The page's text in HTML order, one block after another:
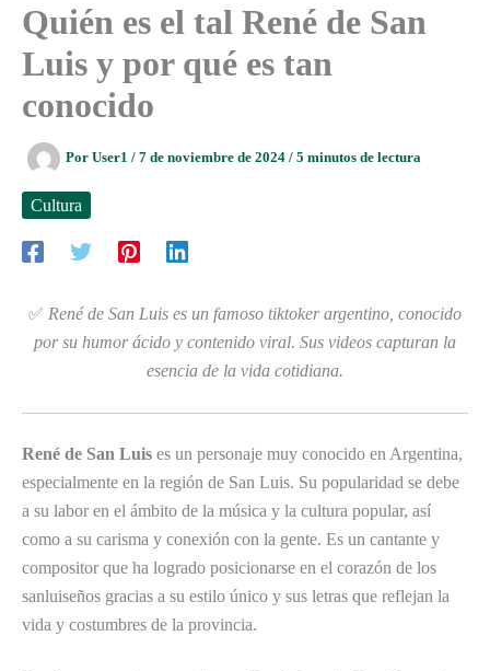
Quién es el tal René de San
Luis y por qué es tan
conocido
Por User1 / 7 de noviembre de 2024 / 5 minutos de lectura
Cultura
✅ René de San Luis es un famoso tiktoker argentino, conocido
por su humor ácido y contenido viral. Sus videos capturan la
esencia de la vida cotidiana.
René de San Luis es un personaje muy conocido en Argentina,
especialmente en la región de San Luis. Su popularidad se debe
a su labor en el ámbito de la música y la cultura popular, así
como a su carisma y conexión con la gente. Es un cantante y
compositor que ha logrado posicionarse en el corazón de los
sanluiseños gracias a su estilo único y sus letras que reflejan la
vida y costumbres de la provincia.